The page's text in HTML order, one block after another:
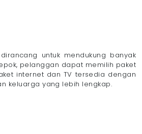
untuk mendukung banyak
pelanggan dapat memilih paket
internet dan TV tersedia dengan
keluarga yang lebih lengkap.